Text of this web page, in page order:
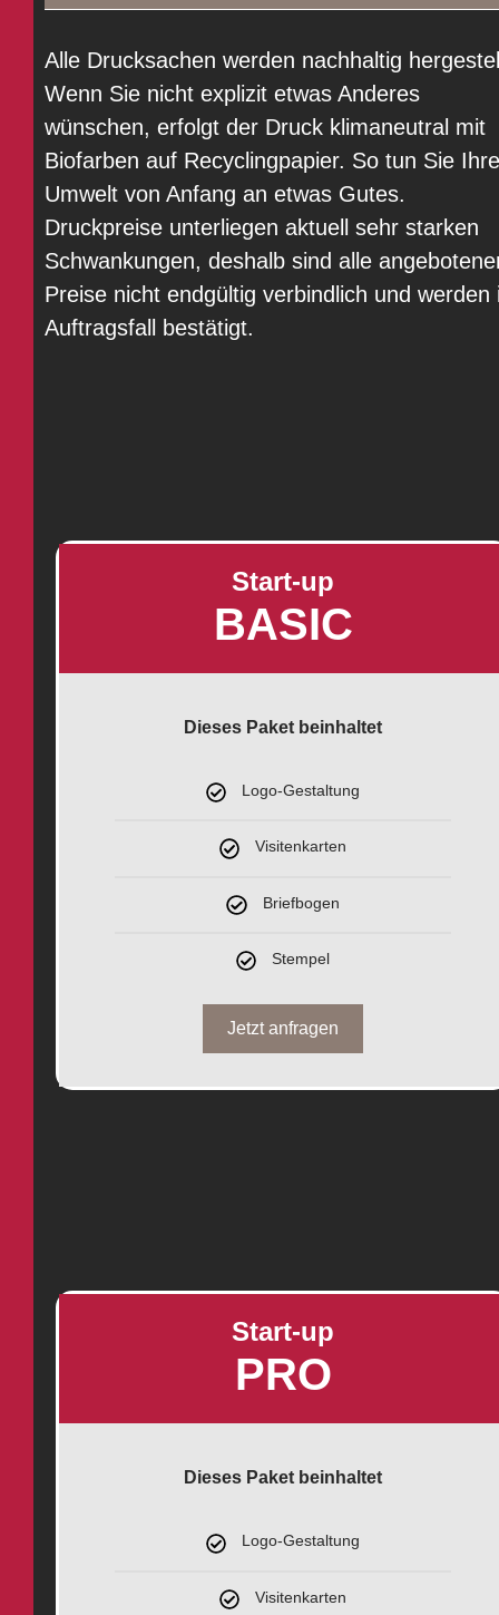
Alle Drucksachen werden nachhaltig
Wenn Sie nicht explizit etwas Anderes
wünschen, erfolgt der Druck klimaneutral mit
Biofarben auf Recyclingpapier. So tun Sie
Umwelt von Anfang an etwas Gutes.
Druckpreise unterliegen aktuell sehr starken
Schwankungen, deshalb sind alle
Preise nicht endgültig verbindlich und werden
Auftragsfall bestätigt.
Start-up
BASIC
Dieses Paket beinhaltet
Logo-Gestaltung
Visitenkarten
Briefbogen
Stempel
Jetzt anfragen
Start-up
PRO
Dieses Paket beinhaltet
Logo-Gestaltung
Visitenkarten